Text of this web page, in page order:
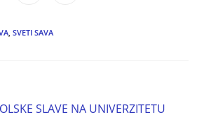
SVETI SAVA
SLAVE NA UNIVERZITETU